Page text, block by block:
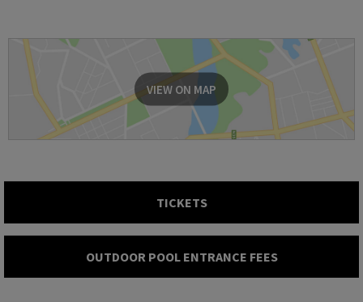
VIEW ON MAP
TICKETS
OUTDOOR POOL ENTRANCE FEES